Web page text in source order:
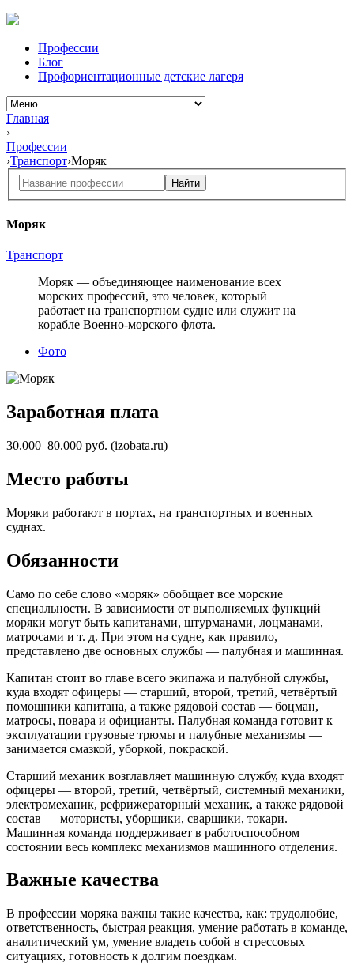
Профессии
Блог
Профориентационные детские лагеря
Главная
›
Профессии
›Транспорт›Моряк
Найти
Моряк
Транспорт
Моряк — объединяющее наименование всех
морских профессий, это человек, который
работает на транспортном судне или служит на
корабле Военно-морского флота.
Фото
Заработная плата
30.000–80.000 руб. (izobata.ru)
Место работы
Моряки работают в портах, на транспортных и военных
суднах.
Обязанности
Само по себе слово «моряк» обобщает все морские
специальности. В зависимости от выполняемых функций
моряки могут быть капитанами, штурманами, лоцманами,
матросами и т. д. При этом на судне, как правило,
представлено две основных службы — палубная и машинная.
Капитан стоит во главе всего экипажа и палубной службы,
куда входят офицеры — старший, второй, третий, четвёртый
помощники капитана, а также рядовой состав — боцман,
матросы, повара и официанты. Палубная команда готовит к
эксплуатации грузовые трюмы и палубные механизмы —
занимается смазкой, уборкой, покраской.
Старший механик возглавляет машинную службу, куда входят
офицеры — второй, третий, четвёртый, системный механики,
электромеханик, рефрижераторный механик, а также рядовой
состав — мотористы, уборщики, сварщики, токари.
Машинная команда поддерживает в работоспособном
состоянии весь комплекс механизмов машинного отделения.
Важные качества
В профессии моряка важны такие качества, как: трудолюбие,
ответственность, быстрая реакция, умение работать в команде,
аналитический ум, умение владеть собой в стрессовых
ситуациях, готовность к долгим поездкам.